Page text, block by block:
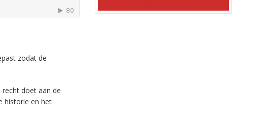
zodat de
recht doet aan de
historie en het